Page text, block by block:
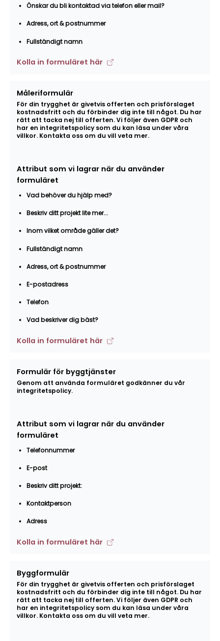
Önskar du bli kontaktad via telefon eller mail?
Adress, ort & postnummer
Fullständigt namn
Kolla in formuläret här
Måleriformulär
För din trygghet är givetvis offerten och prisförslaget
kostnadsfritt och du förbinder dig inte till något. Du har
rätt att tacka nej till offerten. Vi följer även GDPR och
har en integritetspolicy som du kan läsa under våra
villkor. Kontakta oss om du vill veta mer.
Attribut som vi lagrar när du använder
formuläret
Vad behöver du hjälp med?
Beskriv ditt projekt lite mer...
Inom vilket område gäller det?
Fullständigt namn
Adress, ort & postnummer
E-postadress
Telefon
Vad beskriver dig bäst?
Kolla in formuläret här
Formulär för byggtjänster
Genom att använda formuläret godkänner du vår
integritetspolicy.
Attribut som vi lagrar när du använder
formuläret
Telefonnummer
E-post
Beskriv ditt projekt:
Kontaktperson
Adress
Kolla in formuläret här
Byggformulär
För din trygghet är givetvis offerten och prisförslaget
kostnadsfritt och du förbinder dig inte till något. Du har
rätt att tacka nej till offerten. Vi följer även GDPR och
har en integritetspolicy som du kan läsa under våra
villkor. Kontakta oss om du vill veta mer.